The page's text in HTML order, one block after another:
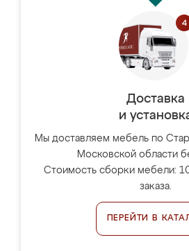
Доставка
и
Мы доставляем мебель по
Московской области
Стоимость сборки мебели:
заказа.
ПЕРЕЙТИ В